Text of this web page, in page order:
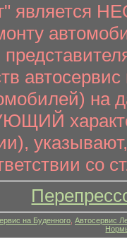
является
на
характер
со
на Буденного Автосервис